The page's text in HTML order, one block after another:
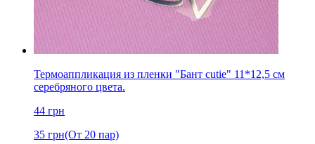
Термоаппликация из пленки "Бант cutie" 11*12,5 см
серебряного цвета.
44 грн
35 грн(От 20 пар)